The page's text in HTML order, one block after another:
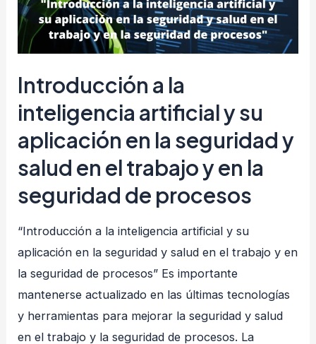
Introducción a la
inteligencia artificial y su
aplicación en la seguridad y
salud en el trabajo y en la
seguridad de procesos
“Introducción a la inteligencia artificial y su
aplicación en la seguridad y salud en el trabajo y en
la seguridad de procesos” Es importante
mantenerse actualizado en las últimas tecnologías
y herramientas para mejorar la seguridad y salud
en el trabajo y la seguridad de procesos. La